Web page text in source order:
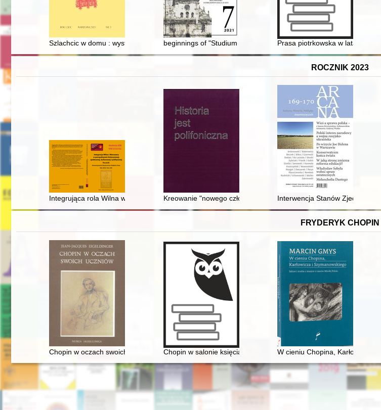
Szlachcic w domu : wystrój i wyposażenie siedzib szlacheckich w ziemi zakroczymskiej w drugiej
beginnings of "Studium Ruthenum" : a contribution to the history
Prasa piotrkowska w latach
ROCZNIK 2023
Integrująca rola Wilna w kształtowaniu się Okręgu Administracyjnego - Ziemia Wileńska. : przykład
Kreowanie "nowego człowieka" w komunistycznej rzeczywistości
Interwencja Stanów
FRYDERYK CHOPIN
Chopin w oczach swoich uczniów Chopin w salonie księcia Antoniego Radziwiłła". Nowe odczytanie
W cieniu Chopina, Karłowicza i